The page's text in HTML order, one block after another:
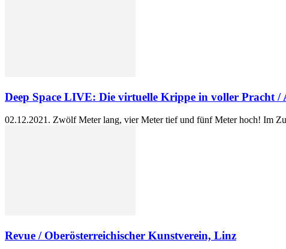
Deep Space LIVE: Die virtuelle Krippe in voller Pracht /
02.12.2021. Zwölf Meter lang, vier Meter tief und fünf Meter hoch! Im
Revue / Oberösterreichischer Kunstverein, Linz